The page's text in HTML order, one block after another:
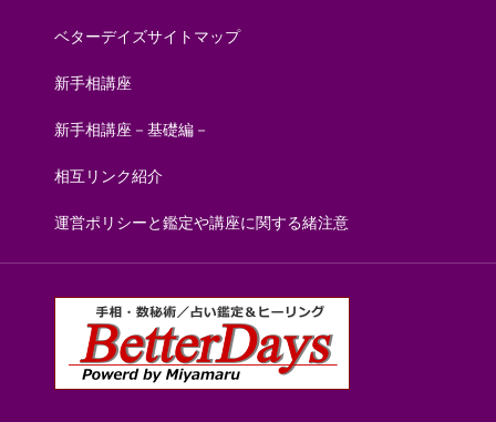
ベターデイズサイトマップ
新手相講座
新手相講座－基礎編－
相互リンク紹介
運営ポリシーと鑑定や講座に関する緒注意